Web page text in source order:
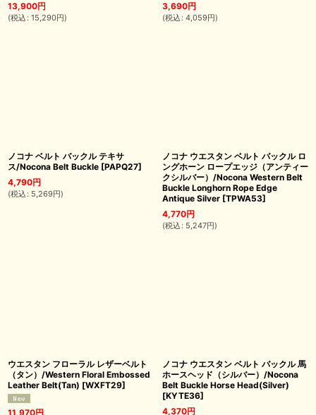
13,900円
(税込 : 15,290円)
3,690円
(税込 : 4,059円)
ノコナ ベルト バックル テキサ
ス/Nocona Belt Buckle [PAPQ27]
4,790円
(税込 : 5,269円)
ノコナ ウエスタン ベルト バックル ロ
ングホーン ロープエッジ（アンティー
クシルバー）/Nocona Western Belt
Buckle Longhorn Rope Edge
Antique Silver [TPWA53]
4,770円
(税込 : 5,247円)
ウエスタン フローラル レザーベルト
（タン）/Western Floral Embossed
Leather Belt(Tan) [WXFT29]
11,970円
ノコナ ウエスタン ベルト バックル 馬
ホースヘッド（シルバー）/Nocona
Belt Buckle Horse Head(Silver)
[KYTE36]
4,370円